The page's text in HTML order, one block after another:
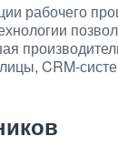
рабочего
CRM-